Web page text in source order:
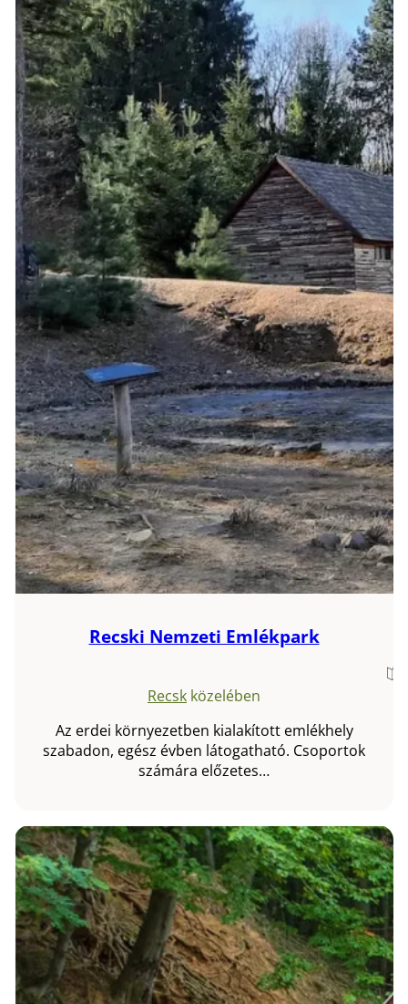
Recski Nemzeti Emlékpark
Recsk közelében
Az erdei környezetben kialakított emlékhely
szabadon, egész évben látogatható. Csoportok
számára előzetes…